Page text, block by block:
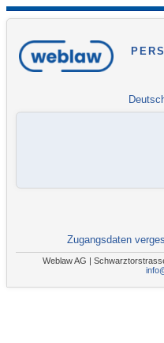
Zugangsdaten
Weblaw AG |